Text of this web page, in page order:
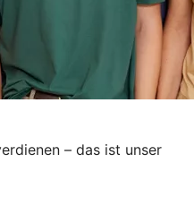
– das ist unser